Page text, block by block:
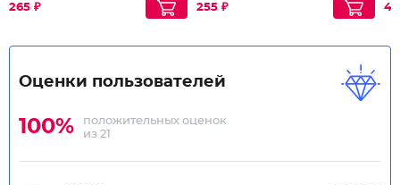
265 ₽
and Dry Very Skin
255 ₽
Оценки пользователей
100%
положительных оценок
из 21